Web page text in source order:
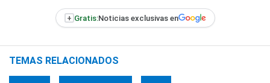
+ Gratis:Noticias exclusivas en
TEMAS RELACIONADOS